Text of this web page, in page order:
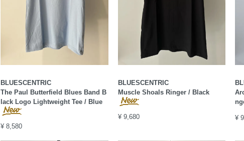
BLUESCENTRIC
The Paul Butterfield Blues Band B
lack Logo Lightweight Tee / Blue
¥ 8,580
BLUESCENTRIC
Muscle Shoals Ringer / Black
¥ 9,680 ¥